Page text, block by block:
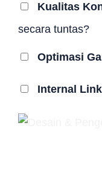
Kualitas
secara tuntas?
Optimasi
Internal